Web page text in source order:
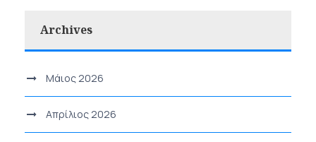
Archives
Μάιος 2026
Απρίλιος 2026